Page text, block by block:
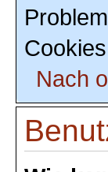
Nach